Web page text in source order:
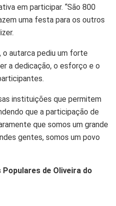
em participar. “São 800
uma festa para os outros
o autarca pediu um forte
a dedicação, o esforço e o
instituições que permitem
que a participação de
que somos um grande
gentes, somos um povo
de Oliveira do